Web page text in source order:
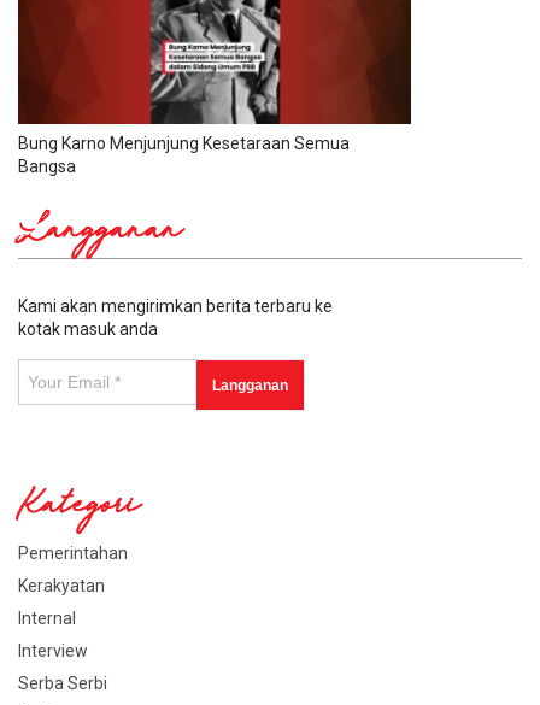
Bung Karno Menjunjung Kesetaraan Semua
Bangsa
Langganan
Kami akan mengirimkan berita terbaru ke
kotak masuk anda
Kategori
Pemerintahan
Kerakyatan
Internal
Interview
Serba Serbi